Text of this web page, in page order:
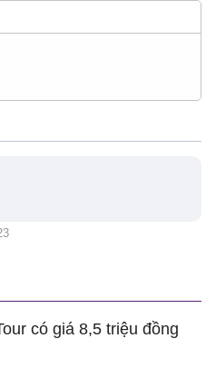
có giá 8,5 triệu đồng